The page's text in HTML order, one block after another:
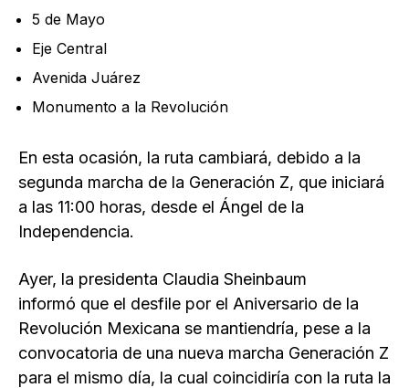
5 de Mayo
Eje Central
Avenida Juárez
Monumento a la Revolución
En esta ocasión, la ruta cambiará, debido a la
segunda marcha de la Generación Z, que iniciará
a las 11:00 horas, desde el Ángel de la
Independencia.
Ayer, la presidenta Claudia Sheinbaum
informó que el desfile por el Aniversario de la
Revolución Mexicana se mantiendría, pese a la
convocatoria de una nueva marcha Generación Z
para el mismo día, la cual coincidiría con la ruta la